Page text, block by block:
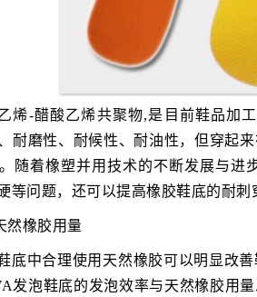
烯-醋酸乙烯共聚物,是目前鞋品加
耐磨性、耐候性、耐油性，但穿起
随着橡塑并用技术的不断发展与进
等问题，还可以提高橡胶鞋底的耐刺
然橡胶用量
底中合理使用天然橡胶可以明显改
发泡鞋底的发泡效率与天然橡胶用